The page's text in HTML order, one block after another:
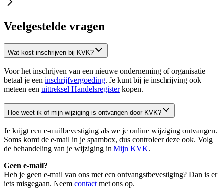
Veelgestelde vragen
Wat kost inschrijven bij KVK?
Voor het inschrijven van een nieuwe onderneming of organisatie
betaal je een inschrijfvergoeding. Je kunt bij je inschrijving ook
meteen een uittreksel Handelsregisterkopen.
Hoe weet ik of mijn wijziging is ontvangen door KVK?
Je krijgt een e-mailbevestiging als we je online wijziging ontvangen.
Soms komt de e-mail in je spambox, dus controleer deze ook. Volg
de behandeling van je wijziging in Mijn KVK.
Geen e-mail?
Heb je geen e-mail van ons met een ontvangstbevestiging? Dan is er
iets misgegaan. Neem contact met ons op.